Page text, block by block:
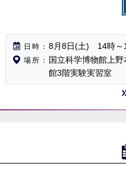
日時 8月8日(土) 14時～
場所
国立科学博物館上
館3階実験実習室